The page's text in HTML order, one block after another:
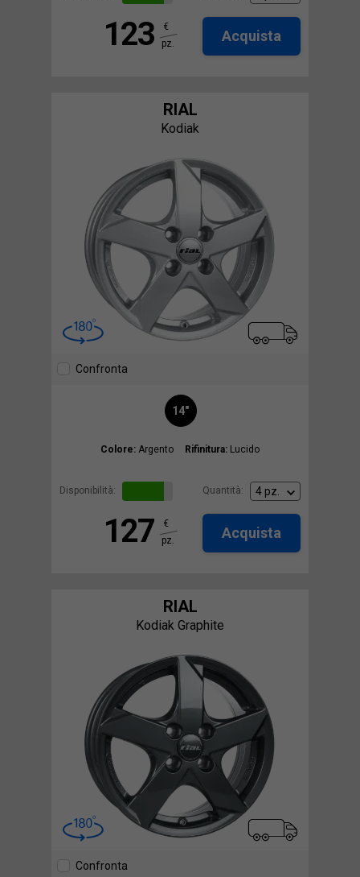
123
€
pz.
Acquista
RIAL
Kodiak
Confronta
14"
Colore: Argento Rifinitura: Lucido
Disponibilità: Quantità:
127
€
pz.
Acquista
RIAL
Kodiak Graphite
Confronta